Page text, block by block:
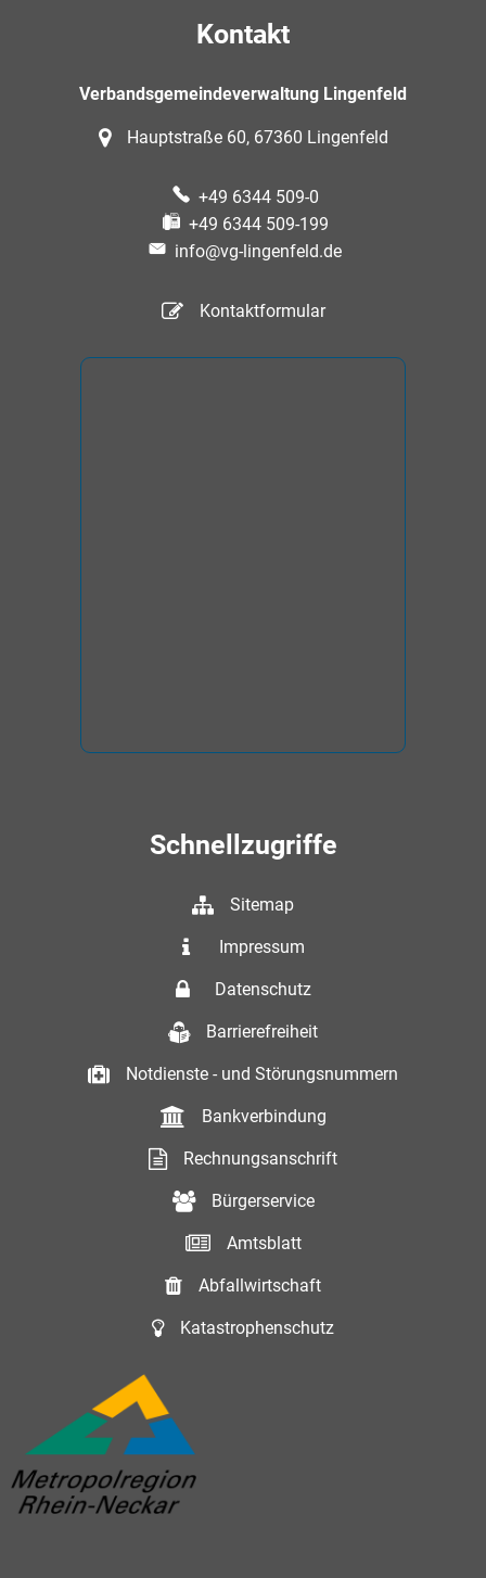
Kontakt
Verbandsgemeindeverwaltung Lingenfeld
Hauptstraße 60, 67360 Lingenfeld
+49 6344 509-0
+49 6344 509-199
info@vg-lingenfeld.de
Kontaktformular
Schnellzugriffe
Sitemap
Impressum
Datenschutz
Barrierefreiheit
Notdienste - und Störungsnummern
Bankverbindung
Rechnungsanschrift
Bürgerservice
Amtsblatt
Abfallwirtschaft
Katastrophenschutz